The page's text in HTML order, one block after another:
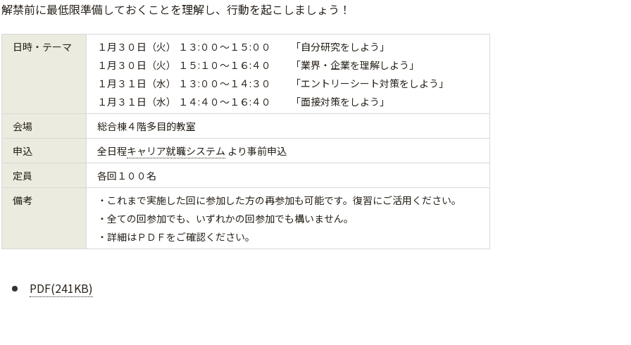
解禁前に最低限準備しておくことを理解し、行動を起こしましょう！
日時・テーマ
１月３０日（火） １３:００～１５:００ 「自分研究をしよう」
１月３０日（火） １５:１０～１６:４０ 「業界・企業を理解しよう」
１月３１日（水） １３:００～１４:３０ 「エントリーシート対策をしよう」
１月３１日（水） １４:４０～１６:４０ 「面接対策をしよう」
会場
総合棟４階多目的教室
申込
全日程キャリア就職システム より事前申込
定員
各回１００名
備考
・これまで実施した回に参加した方の再参加も可能です。復習にご活用ください。
・全ての回参加でも、いずれかの回参加でも構いません。
・詳細はＰＤＦをご確認ください。
PDF(241KB)